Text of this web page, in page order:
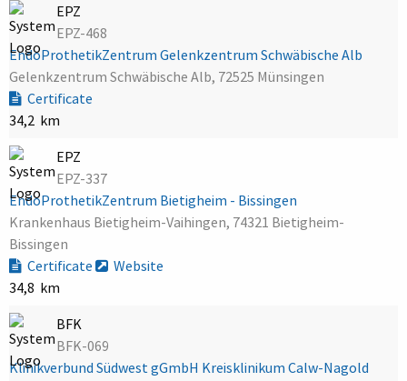
EPZ
EPZ-468
EndoProthetikZentrum Gelenkzentrum Schwäbische Alb
Gelenkzentrum Schwäbische Alb, 72525 Münsingen
Certificate
34,2 km
EPZ
EPZ-337
EndoProthetikZentrum Bietigheim - Bissingen
Krankenhaus Bietigheim-Vaihingen, 74321 Bietigheim-
Bissingen
Certificate
Website
34,8 km
BFK
BFK-069
Klinikverbund Südwest gGmbH Kreisklinikum Calw-Nagold